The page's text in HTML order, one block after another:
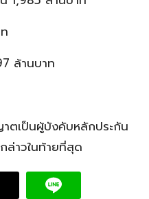
ล้านบาท
ตเป็นผู้บังคับหลักประกัน
ล่าวในท้ายที่สุด